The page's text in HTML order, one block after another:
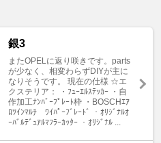
銀3
またOPELに返り咲きです。parts
が少なく、相変わらずDIYが主に
なりそうです。 現在の仕様 ☆エ
クステリア： ・ﾌｭｰｴﾙｽﾃｯｶｰ ・自
作加工ﾅﾝﾊﾞｰﾌﾟﾚｰﾄ枠 ・BOSCHｴｱ
ﾛﾂｲﾝﾏﾙﾁ ﾜｲﾊﾟｰﾌﾞﾚｰﾄﾞ ・ｵﾘｼﾞﾅﾙｵ
ｰﾊﾞﾙﾃﾞｭｱﾙﾏﾌﾗｰｶｯﾀｰ ・ｵﾘｼﾞﾅﾙ ...